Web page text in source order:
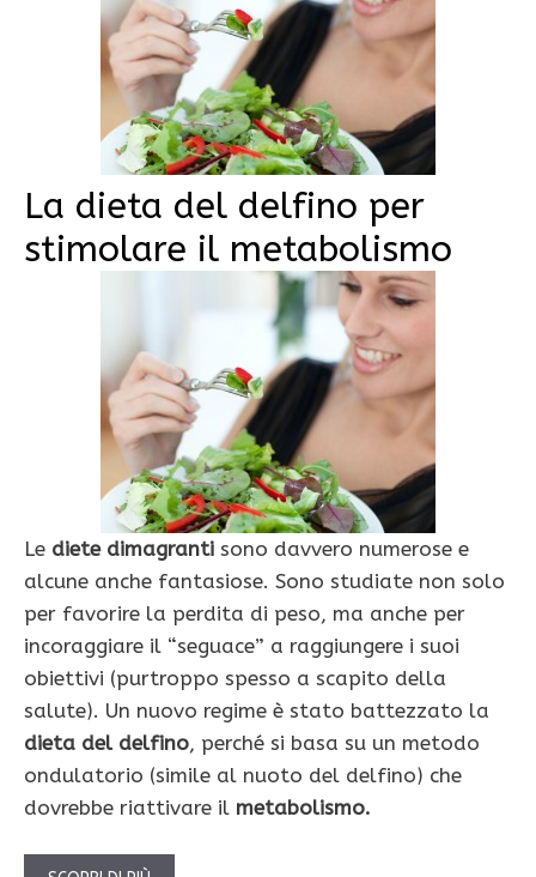
La dieta del delfino per
stimolare il metabolismo
Le diete dimagranti sono davvero numerose e
alcune anche fantasiose. Sono studiate non solo
per favorire la perdita di peso, ma anche per
incoraggiare il “seguace” a raggiungere i suoi
obiettivi (purtroppo spesso a scapito della
salute). Un nuovo regime è stato battezzato la
dieta del delfino, perché si basa su un metodo
ondulatorio (simile al nuoto del delfino) che
dovrebbe riattivare il metabolismo.